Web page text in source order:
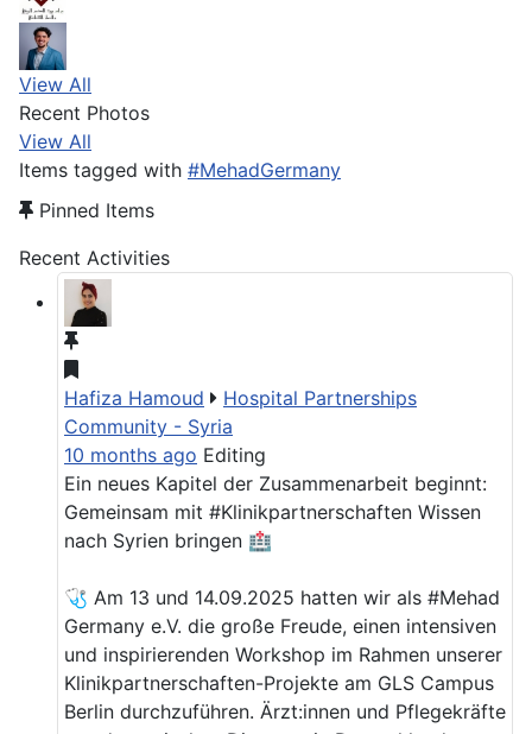
View All
Recent Photos
View All
Items tagged with #MehadGermany
Pinned Items
Recent Activities
Hafiza Hamoud
Hospital Partnerships
Community - Syria
10 months ago Editing
Ein neues Kapitel der Zusammenarbeit beginnt:
Gemeinsam mit #Klinikpartnerschaften Wissen
nach Syrien bringen 🏥
🩺 Am 13 und 14.09.2025 hatten wir als #Mehad
Germany e.V. die große Freude, einen intensiven
und inspirierenden Workshop im Rahmen unserer
Klinikpartnerschaften-Projekte am GLS Campus
Berlin durchzuführen. Ärzt:innen und Pflegekräfte